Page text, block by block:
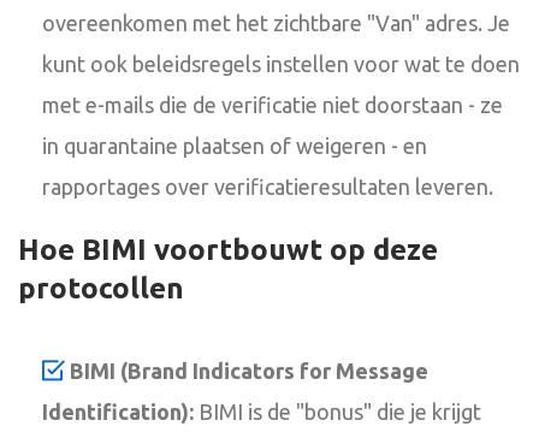
overeenkomen met het zichtbare "Van" adres. Je
kunt ook beleidsregels instellen voor wat te doen
met e-mails die de verificatie niet doorstaan - ze
in quarantaine plaatsen of weigeren - en
rapportages over verificatieresultaten leveren.
Hoe BIMI voortbouwt op deze
protocollen
BIMI (Brand Indicators for Message
Identification): BIMI is de "bonus" die je krijgt